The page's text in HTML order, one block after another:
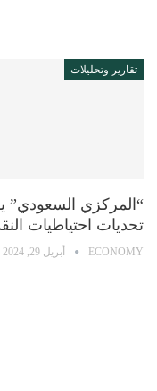
تقارير وتحليلات
“المركزي السعودي”
تحديات احتياطيات
ECONOMY أبريل 29, 2024